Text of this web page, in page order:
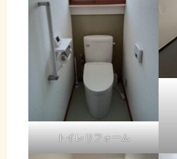
トイレリフォーム